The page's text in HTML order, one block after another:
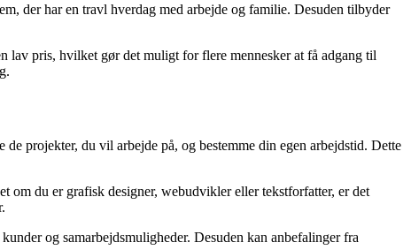
der har en travl hverdag med arbejde og familie. Desuden tilbyder
lav pris, hvilket gør det muligt for flere mennesker at få adgang til
projekter, du vil arbejde på, og bestemme din egen arbejdstid. Dette
om du er grafisk designer, webudvikler eller tekstforfatter, er det
og samarbejdsmuligheder. Desuden kan anbefalinger fra